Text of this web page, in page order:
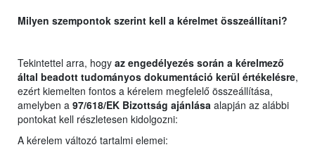
Milyen szempontok szerint kell a kérelmet összeállítani?
Tekintettel arra, hogy az engedélyezés során a kérelmező
által beadott tudományos dokumentáció kerül értékelésre,
ezért kiemelten fontos a kérelem megfelelő összeállítása,
amelyben a 97/618/EK Bizottság ajánlása alapján az alábbi
pontokat kell részletesen kidolgozni:
A kérelem változó tartalmi elemei: